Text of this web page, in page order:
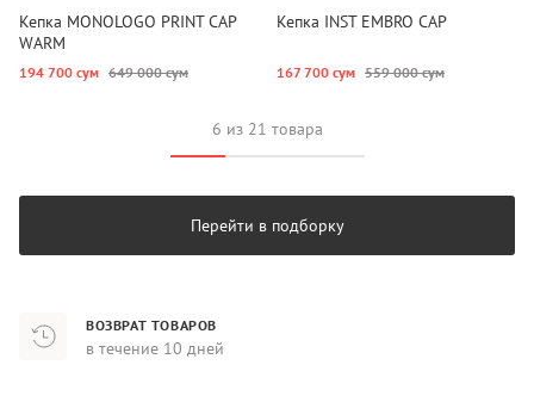
Кепка MONOLOGO PRINT CAP
WARM
194 700 сум 649 000 сум
Кепка INST EMBRO CAP
167 700 сум 559 000 сум
6 из 21 товара
Перейти в подборку
ВОЗВРАТ ТОВАРОВ
в течение 10 дней